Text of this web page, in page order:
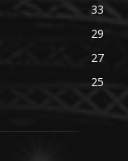
33
29
27
25